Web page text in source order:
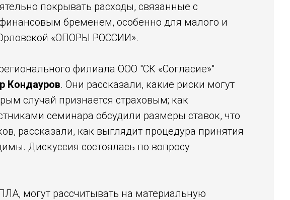
покрывать расходы, связанные с
бременем, особенно для малого и
Орловской «ОПОРЫ РОССИИ».
филиала ООО "СК «Согласие»"
Кондауров. Они рассказали, какие риски могут
случай признается страховым; как
семинара обсудили размеры ставок, что
рассказали, как выглядит процедура принятия
Дискуссия состоялась по вопросу
могут рассчитывать на материальную